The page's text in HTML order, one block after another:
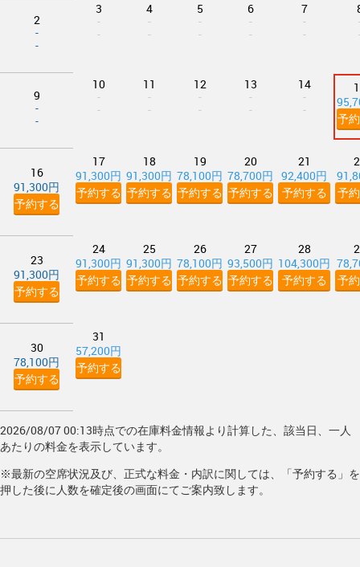
2
-
-
3
-
-
4
-
-
5
-
-
6
-
-
7
-
-
9
-
-
10
-
-
11
-
-
12
-
-
13
-
-
14
-
-
予
16
91,300円
予約する
17
91,300円
予約する
18
91,300円
予約する
19
78,100円
予約する
20
78,700円
予約する
21
92,400円
予約する
予
23
91,300円
予約する
24
91,300円
予約する
25
91,300円
予約する
26
78,100円
予約する
27
93,500円
予約する
28
104,300円
予約する
予
30
78,100円
予約する
31
57,200円
予約する
2026/08/07 00:13時点での在庫料金情報より計算した、該当日、一人
あたりの料金を表示しています。
※最新の空席状況及び、正式な料金・内訳に関しては、「予約する」を
押した後に人数を確定後の画面にてご案内致します。